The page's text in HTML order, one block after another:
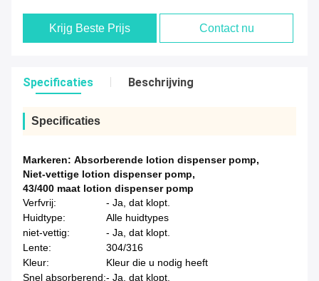
Krijg Beste Prijs Contact nu
Specificaties Beschrijving
Specificaties
Markeren: Absorberende lotion dispenser pomp,
Niet-vettige lotion dispenser pomp,
43/400 maat lotion dispenser pomp
Verfvrij:
- Ja, dat klopt.
Huidtype:
Alle huidtypes
niet-vettig:
- Ja, dat klopt.
Lente:
304/316
Kleur:
Kleur die u nodig heeft
Snel absorberend:- Ja, dat klopt.